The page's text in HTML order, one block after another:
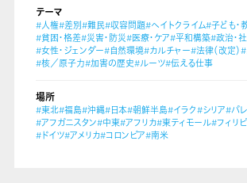
テーマ
#人権#差別#難民#収容問題#ヘイトクライム#子ども・
#貧困・格差#災害・防災#医療・ケア#平和構築#政治・
#女性・ジェンダー#自然環境#カルチャー#法律（改定）#
#核／原子力#加害の歴史#ルーツ#伝える仕事
場所
#東北#福島#沖縄#日本#朝鮮半島#イラク#シリア#パ
#アフガニスタン#中東#アフリカ#東ティモール#フィリ
#ドイツ#アメリカ#コロンビア#南米